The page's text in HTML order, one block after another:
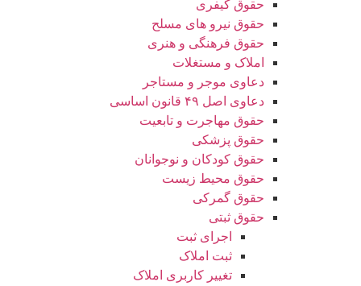
حقوق کیفری
حقوق نیرو های مسلح
حقوق فرهنگی و هنری
املاک و مستغلات
دعاوی موجر و مستاجر
دعاوی اصل ۴۹ قانون اساسی
حقوق مهاجرت و تابعیت
حقوق پزشکی
حقوق کودکان و نوجوانان
حقوق محیط زیست
حقوق گمرکی
حقوق ثبتی
اجرای ثبت
ثبت املاک
تغییر کاربری املاک